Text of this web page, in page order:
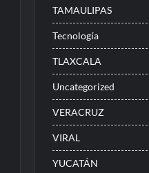
TAMAULIPAS
Tecnología
TLAXCALA
Uncategorized
VERACRUZ
VIRAL
YUCATÁN